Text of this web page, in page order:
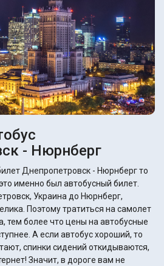
- Нюрнберг
Днепропетровск - Нюрнберг то
именно был автобусный билет.
Украина до Нюрнберг,
Поэтому тратиться на самолет
тем более что цены на автобусные
хороший, то
спинки сидений откидываются,
Значит, в дороге вам не